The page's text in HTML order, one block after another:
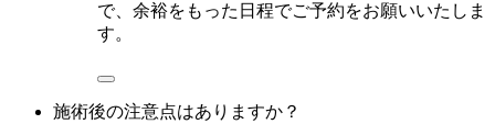
で、余裕をもった日程でご予約をお願いいたしま
す。
施術後の注意点はありますか？